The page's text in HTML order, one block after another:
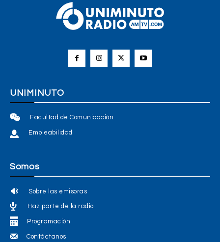
UNIMINUTO
Facultad de Comunicación
Empleabilidad
Somos
Sobre las emisoras
Haz parte de la radio
Programación
Contáctanos